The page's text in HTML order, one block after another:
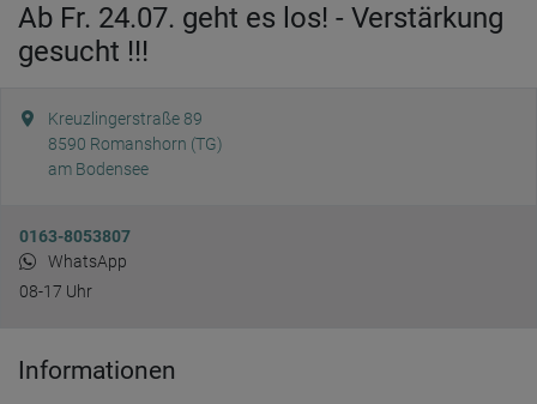
Ab Fr. 24.07. geht es los! - Verstärkung
gesucht !!!
Kreuzlingerstraße 89
8590 Romanshorn (TG)
am Bodensee
0163-8053807
WhatsApp
08-17 Uhr
Informationen